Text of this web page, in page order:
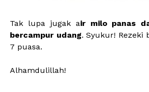
Tak lupa jugak air milo panas
bercampur udang. Syukur! Rezeki
7 puasa.
Alhamdulillah!